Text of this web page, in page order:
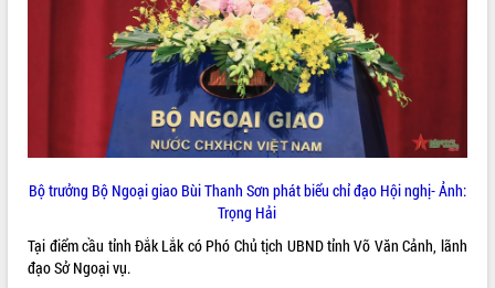
Bộ trưởng Bộ Ngoại giao Bùi Thanh Sơn phát biểu chỉ đạo Hội nghị- Ảnh:
Trọng Hải
Tại điểm cầu tỉnh Đắk Lắk có Phó Chủ tịch UBND tỉnh Võ Văn Cảnh, lãnh
đạo Sở Ngoại vụ.